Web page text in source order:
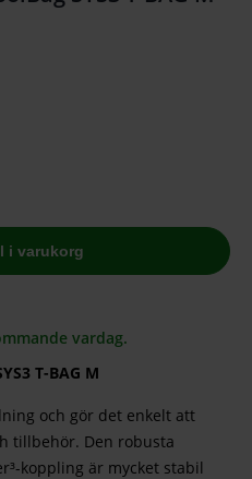
i varukorg
vardag.
T-BAG M
och gör det enkelt att
tillbehör. Den robusta
koppling är mycket stabil